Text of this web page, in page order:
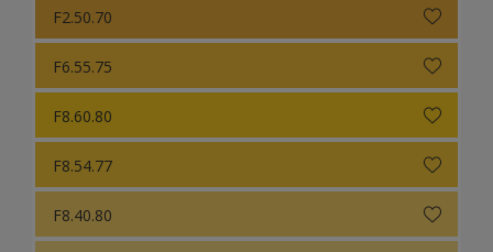
F2.50.70
F6.55.75
F8.60.80
F8.54.77
F8.40.80